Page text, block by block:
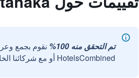
تم التحقق منه 100%
نقوم بجمع
HotelsCombined أو مع شركائنا الخارجيين الموثوقين.